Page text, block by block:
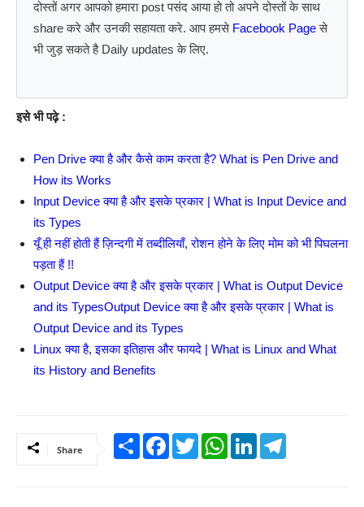
दोस्तों अगर आपको हमारा post पसंद आया हो तो अपने दोस्तों के साथ
share करे और उनकी सहायता करे. आप हमसे Facebook Pageसे
भी जुड़ सकते है Daily updates के लिए.
इसे भी पढ़े :
Pen Drive क्या है और कैसे काम करता है? What is Pen Drive and
How its Works
Input Device क्या है और इसके प्रकार | What is Input Device and
its Types
यूँ ही नहीं होती हैं ज़िन्दगी में तब्दीलियाँ, रोशन होने के लिए मोम को भी पिघलना
पड़ता हैं !!
Output Device क्या है और इसके प्रकार | What is Output Device
and its TypesOutput Device क्या है और इसके प्रकार | What is
Output Device and its Types
Linux क्या है, इसका इतिहास और फायदे | What is Linux and What
its History and Benefits
Share
Share FacebookTwitterWhatsApp
LinkedIn